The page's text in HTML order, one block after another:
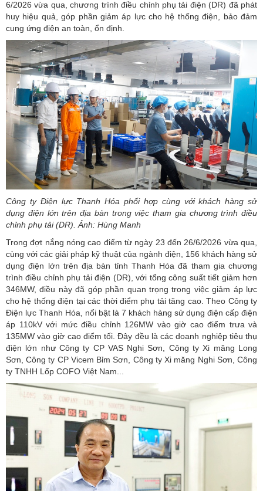
6/2026 vừa qua, chương trình điều chỉnh phụ tải điện (DR) đã phát
huy hiệu quả, góp phần giảm áp lực cho hệ thống điện, bảo đảm
cung ứng điện an toàn, ổn định.
Công ty Điện lực Thanh Hóa phối hợp cùng với khách hàng sử
dụng điện lớn trên địa bàn trong việc tham gia chương trình điều
chỉnh phụ tải (DR). Ảnh: Hùng Manh
Trong đợt nắng nóng cao điểm từ ngày 23 đến 26/6/2026 vừa qua,
cùng với các giải pháp kỹ thuật của ngành điện, 156 khách hàng sử
dụng điện lớn trên địa bàn tỉnh Thanh Hóa đã tham gia chương
trình điều chỉnh phụ tải điện (DR), với tổng công suất tiết giảm hơn
346MW, điều này đã góp phần quan trọng trong việc giảm áp lực
cho hệ thống điện tại các thời điểm phụ tải tăng cao. Theo Công ty
Điện lực Thanh Hóa, nổi bật là 7 khách hàng sử dụng điện cấp điện
áp 110kV với mức điều chỉnh 126MW vào giờ cao điểm trưa và
135MW vào giờ cao điểm tối. Đây đều là các doanh nghiệp tiêu thụ
điện lớn như Công ty CP VAS Nghi Sơn, Công ty Xi măng Long
Sơn, Công ty CP Vicem Bỉm Sơn, Công ty Xi măng Nghi Sơn, Công
ty TNHH Lốp COFO Việt Nam...